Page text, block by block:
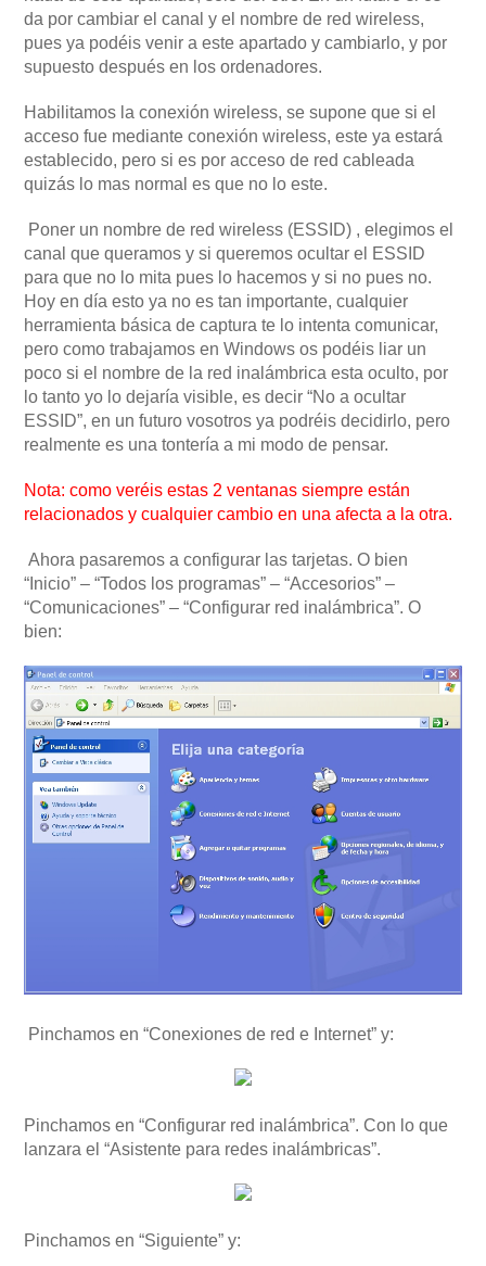
da por cambiar el canal y el nombre de red wireless,
pues ya podéis venir a este apartado y cambiarlo, y por
supuesto después en los ordenadores.
Habilitamos la conexión wireless, se supone que si el
acceso fue mediante conexión wireless, este ya estará
establecido, pero si es por acceso de red cableada
quizás lo mas normal es que no lo este.
Poner un nombre de red wireless (ESSID) , elegimos el
canal que queramos y si queremos ocultar el ESSID
para que no lo mita pues lo hacemos y si no pues no.
Hoy en día esto ya no es tan importante, cualquier
herramienta básica de captura te lo intenta comunicar,
pero como trabajamos en Windows os podéis liar un
poco si el nombre de la red inalámbrica esta oculto, por
lo tanto yo lo dejaría visible, es decir “No a ocultar
ESSID”, en un futuro vosotros ya podréis decidirlo, pero
realmente es una tontería a mi modo de pensar.
Nota: como veréis estas 2 ventanas siempre están
relacionados y cualquier cambio en una afecta a la otra.
Ahora pasaremos a configurar las tarjetas. O bien
“Inicio” – “Todos los programas” – “Accesorios” –
“Comunicaciones” – “Configurar red inalámbrica”. O
bien:
Pinchamos en “Conexiones de red e Internet” y:
Pinchamos en “Configurar red inalámbrica”. Con lo que
lanzara el “Asistente para redes inalámbricas”.
Pinchamos en “Siguiente” y: